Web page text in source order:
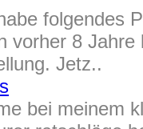
folgendes
vorher 8
Jetz..
bei meinem